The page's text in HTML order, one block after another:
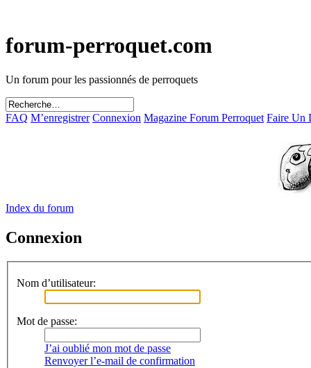
forum-perroquet.com
Un forum pour les passionnés de perroquets
FAQ M’enregistrer Connexion Magazine Forum Perroquet Faire Un
Index du forum
Connexion
Nom d’utilisateur:
Mot de passe:
J’ai oublié mon mot de passe
Renvoyer l’e-mail de confirmation